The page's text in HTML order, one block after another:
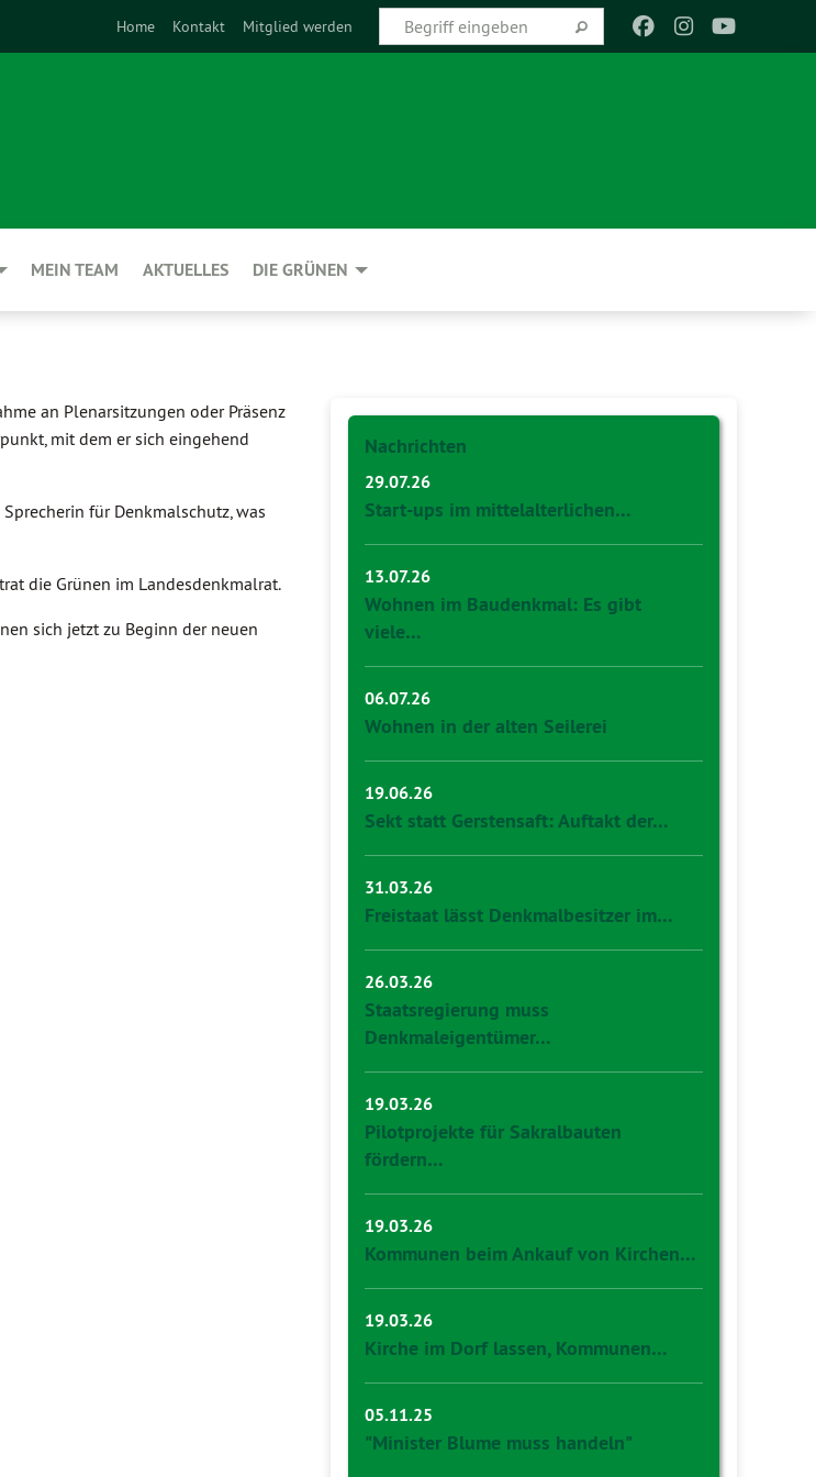
Home Kontakt Mitglied werden
MEIN TEAM AKTUELLES DIE GRÜNEN
an Plenarsitzungen oder Präsenz
mit dem er sich eingehend
für Denkmalschutz, was
die Grünen im Landesdenkmalrat.
sich jetzt zu Beginn der neuen
Nachrichten
29.07.26
Start-ups im mittelalterlichen…
13.07.26
Wohnen im Baudenkmal: Es gibt
viele…
06.07.26
Wohnen in der alten Seilerei
19.06.26
Sekt statt Gerstensaft: Auftakt der…
31.03.26
Freistaat lässt Denkmalbesitzer im…
26.03.26
Staatsregierung muss
Denkmaleigentümer…
19.03.26
Pilotprojekte für Sakralbauten
fördern…
19.03.26
Kommunen beim Ankauf von Kirchen…
19.03.26
Kirche im Dorf lassen, Kommunen…
05.11.25
"Minister Blume muss handeln"